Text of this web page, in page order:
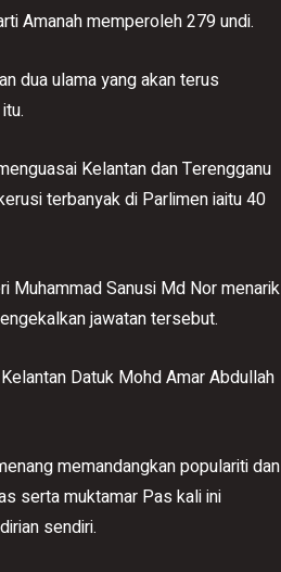
Amanah memperoleh 279 undi.
dua ulama yang akan terus
Kelantan dan Terengganu
terbanyak di Parlimen iaitu 40
Muhammad Sanusi Md Nor menarik
jawatan tersebut.
Datuk Mohd Amar Abdullah
memandangkan populariti dan
serta muktamar Pas kali ini
sendiri.